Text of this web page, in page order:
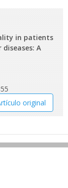
in patients
A
original